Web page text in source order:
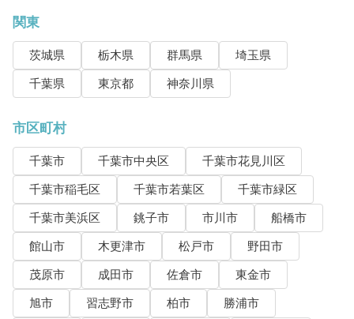
関東
茨城県 栃木県 群馬県
埼玉県
千葉県
東京都 神奈川県
市区町村
千葉市 千葉市中央区
千葉市花見川区
千葉市稲毛区
千葉市若葉区
千葉市緑区
千葉市美浜区
銚子市 市川市
船橋市
館山市
木更津市 松戸市
野田市
茂原市
成田市 佐倉市
東金市
旭市
習志野市 柏市
勝浦市